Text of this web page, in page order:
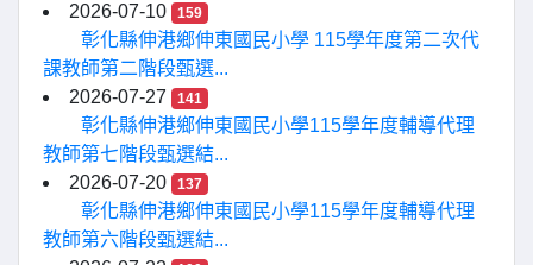
2026-07-10
159
彰化縣伸港鄉伸東國民小學 115學年度第二次代
課教師第二階段甄選...
2026-07-27
141
彰化縣伸港鄉伸東國民小學115學年度輔導代理
教師第七階段甄選結...
2026-07-20
137
彰化縣伸港鄉伸東國民小學115學年度輔導代理
教師第六階段甄選結...